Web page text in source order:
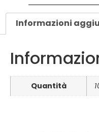
Informazioni
Quantità